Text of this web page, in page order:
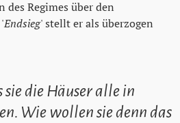
Regimes über den
'Endsieg' stellt er als überzogen
sie die Häuser alle in
Wie wollen sie denn das